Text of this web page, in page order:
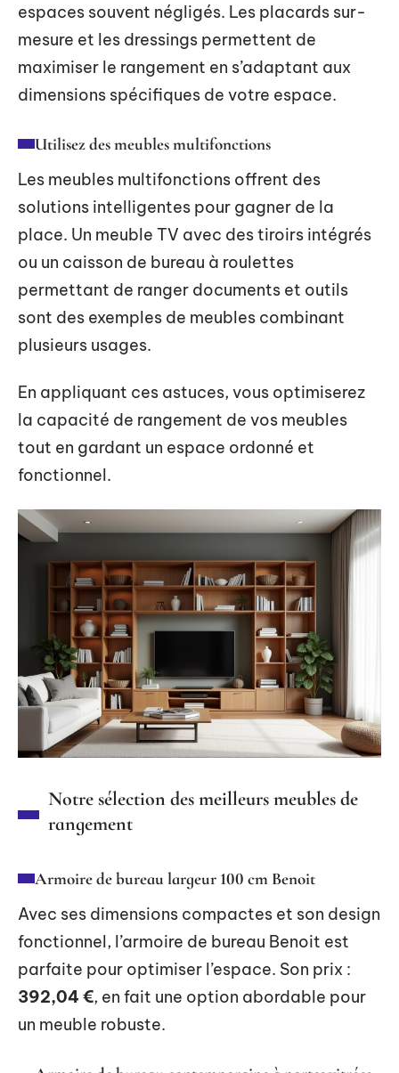
espaces souvent négligés. Les placards sur-
mesure et les dressings permettent de
maximiser le rangement en s’adaptant aux
dimensions spécifiques de votre espace.
Utilisez des meubles multifonctions
Les meubles multifonctions offrent des
solutions intelligentes pour gagner de la
place. Un meuble TV avec des tiroirs intégrés
ou un caisson de bureau à roulettes
permettant de ranger documents et outils
sont des exemples de meubles combinant
plusieurs usages.
En appliquant ces astuces, vous optimiserez
la capacité de rangement de vos meubles
tout en gardant un espace ordonné et
fonctionnel.
Notre sélection des meilleurs meubles de
rangement
Armoire de bureau largeur 100 cm Benoit
Avec ses dimensions compactes et son design
fonctionnel, l’armoire de bureau Benoit est
parfaite pour optimiser l’espace. Son prix :
392,04 €, en fait une option abordable pour
un meuble robuste.